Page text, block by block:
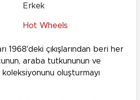
Erkek
Hot Wheels
1968'deki çıkışlarından beri her
araba tutkununun ve
oluşturmayı